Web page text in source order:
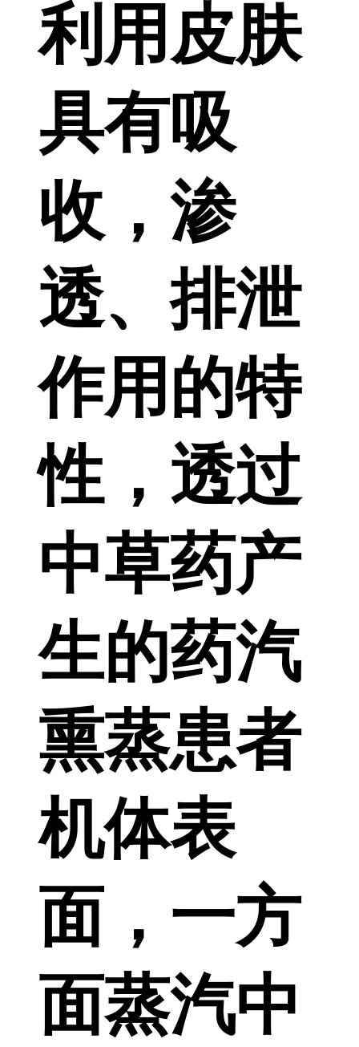
利用皮肤
具有吸
收，渗
透、排泄
作用的特
性，透过
中草药产
生的药汽
熏蒸患者
机体表
面，一方
面蒸汽中